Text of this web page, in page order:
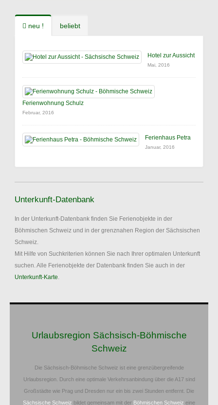
neu ! beliebt
Hotel zur Aussicht
Mai, 2016
Ferienwohnung Schulz
Februar, 2016
Ferienhaus Petra
Januar, 2016
Unterkunft-Datenbank
In der Unterkunft-Datenbank finden Sie Ferienobjekte in der
Böhmischen Schweiz und in der grenznahen Region der Sächsischen
Schweiz.
Mit Hilfe von Suchkriterien können Sie nach Ihrer optimalen Unterkunft
suchen. Alle Ferienobjekte der Datenbank finden Sie auch in der
Unterkunft-Karte.
Urlaubsregion Sächsisch-Böhmische
Schweiz
Die Sächsisch-Böhmische Schweiz ist eine grenzübergreifende
Urlaubsregion. Durch eine optimale Verkehrsanbindung über die A17 sind
Großstädte wie Prag und Dresden nur ein bis zwei Stunden entfernt. Die
Sächsische Schweiz bildet gemeinsam mit der Böhmischen Schweiz eine